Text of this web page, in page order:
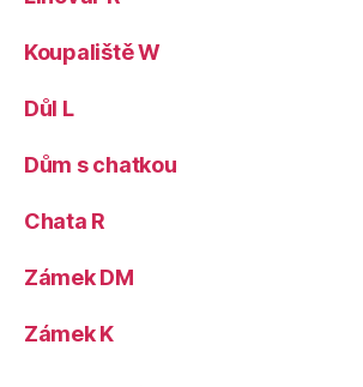
Koupaliště W
Důl L
Dům s chatkou
Chata R
Zámek DM
Zámek K